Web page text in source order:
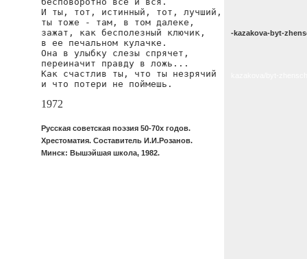
И ты, тот, истинный, тот, лучший,
ты тоже - там, в том далеке,
зажат, как бесполезный ключик,
в ее печальном кулачке.
Она в улыбку слезы спрячет,
переиначит правду в ложь...
Как счастлив ты, что ты незрячий
и что потери не поймешь.
1972
Русская советская поэзия 50-70х годов.
Хрестоматия. Составитель И.И.Розанов.
Минск: Вышэйшая школа, 1982.
-kazakova-byt-